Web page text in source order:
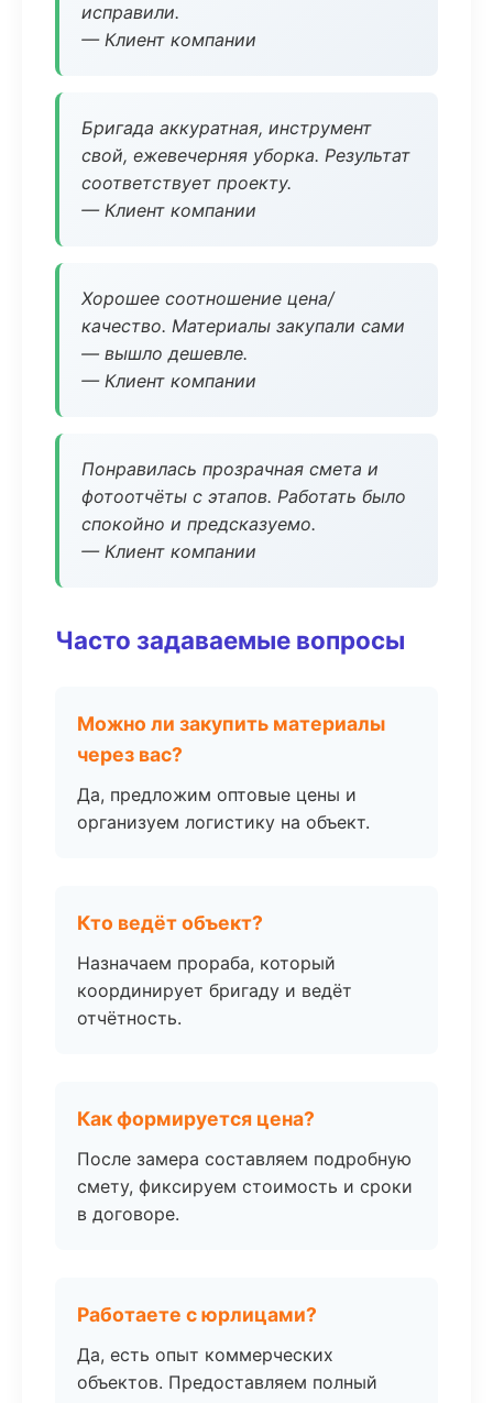
исправили.
— Клиент компании
Бригада аккуратная, инструмент
свой, ежевечерняя уборка. Результат
соответствует проекту.
— Клиент компании
Хорошее соотношение цена/
качество. Материалы закупали сами
— вышло дешевле.
— Клиент компании
Понравилась прозрачная смета и
фотоотчёты с этапов. Работать было
спокойно и предсказуемо.
— Клиент компании
Часто задаваемые вопросы
Можно ли закупить материалы
через вас?
Да, предложим оптовые цены и
организуем логистику на объект.
Кто ведёт объект?
Назначаем прораба, который
координирует бригаду и ведёт
отчётность.
Как формируется цена?
После замера составляем подробную
смету, фиксируем стоимость и сроки
в договоре.
Работаете с юрлицами?
Да, есть опыт коммерческих
объектов. Предоставляем полный